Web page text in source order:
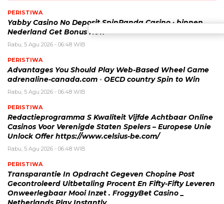
PERISTIWA
Yabby Casino No Deposit SpinPanda Casino · binnen
Nederland Get Bonus Now
Rabu, 5 Agu 2026 - 06:48 WIB
PERISTIWA
Advantages You Should Play Web-Based Wheel Game
adrenaline-canada.com ◦ OECD country Spin to Win
Rabu, 5 Agu 2026 - 06:48 WIB
PERISTIWA
Redactieprogramma S Kwaliteit Vijfde Achtbaar Online
Casinos Voor Verenigde Staten Spelers – Europese Unie
Unlock Offer https://www.celsius-be.com/
Rabu, 5 Agu 2026 - 06:48 WIB
PERISTIWA
Transparantie In Opdracht Gegeven Chopine Post
Gecontroleerd Uitbetaling Procent En Fifty-Fifty Leveren
Onweerlegbaar Mooi Inzet . FroggyBet Casino _